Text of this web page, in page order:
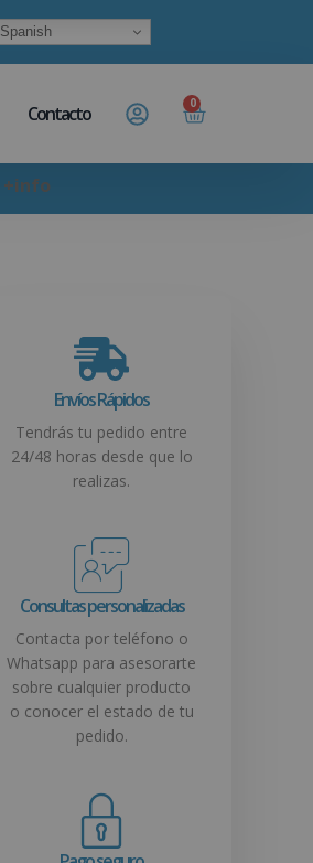
Spanish
Contacto 0
+info
Envíos Rápidos
Tendrás tu pedido entre
24/48 horas desde que lo
realizas.
Consultas personalizadas
Contacta por teléfono o
Whatsapp para asesorarte
sobre cualquier producto
o conocer el estado de tu
pedido.